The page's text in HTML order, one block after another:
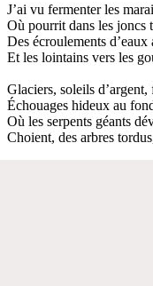
J’ai vu fermenter les
Où pourrit dans les joncs
Des écroulements
Et les lointains vers les
Glaciers, soleils
Échouages hideux au
Où les serpents géants
Choient, des arbres